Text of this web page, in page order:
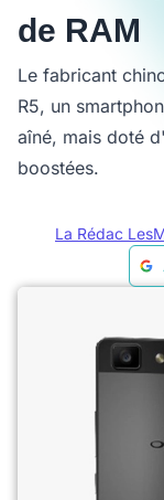
de RAM
Le fabricant
R5, un
aîné, mais doté
boostées.
La Rédac